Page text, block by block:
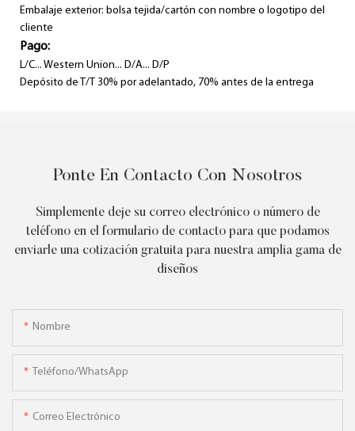
Embalaje exterior: bolsa tejida/cartón con nombre o logotipo del
cliente
Pago:
L/C... Western Union... D/A... D/P
Depósito de T/T 30% por adelantado, 70% antes de la entrega
Ponte En Contacto Con Nosotros
Simplemente deje su correo electrónico o número de
teléfono en el formulario de contacto para que podamos
enviarle una cotización gratuita para nuestra amplia gama de
diseños
Nombre
Teléfono/WhatsApp
Correo Electrónico